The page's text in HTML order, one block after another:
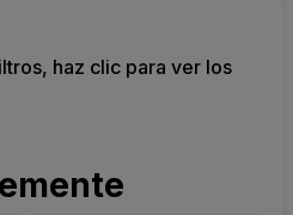
haz clic para ver los